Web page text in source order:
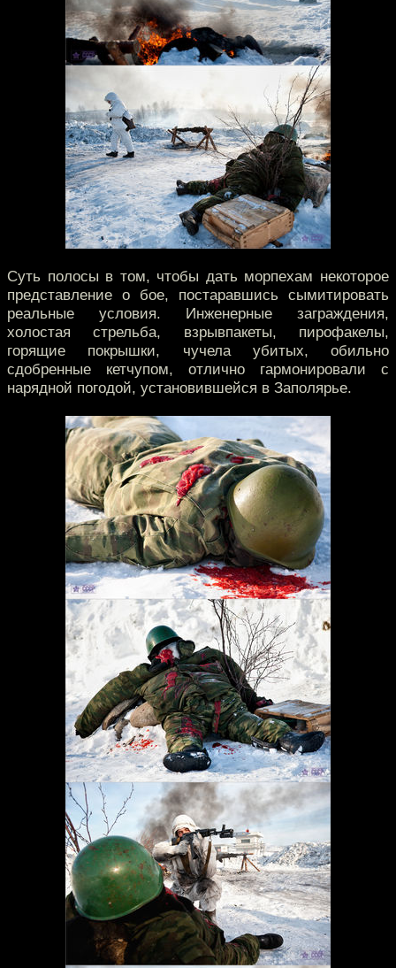
Суть полосы в том, чтобы дать морпехам некоторое
представление о бое, постаравшись сымитировать
реальные условия. Инженерные заграждения,
холостая стрельба, взрывпакеты, пирофакелы,
горящие покрышки, чучела убитых, обильно
сдобренные кетчупом, отлично гармонировали с
нарядной погодой, установившейся в Заполярье.